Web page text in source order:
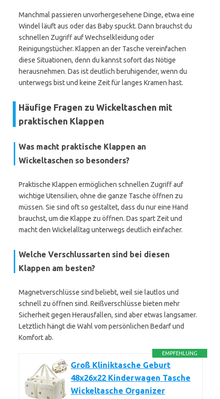
Manchmal passieren unvorhergesehene Dinge, etwa eine
Windel läuft aus oder das Baby spuckt. Dann brauchst du
schnellen Zugriff auf Wechselkleidung oder
Reinigungstücher. Klappen an der Tasche vereinfachen
diese Situationen, denn du kannst sofort das Nötige
herausnehmen. Das ist deutlich beruhigender, wenn du
unterwegs bist und keine Zeit für langes Kramen hast.
Häufige Fragen zu Wickeltaschen mit
praktischen Klappen
Was macht praktische Klappen an
Wickeltaschen so besonders?
Praktische Klappen ermöglichen schnellen Zugriff auf
wichtige Utensilien, ohne die ganze Tasche öffnen zu
müssen. Sie sind oft so gestaltet, dass du nur eine Hand
brauchst, um die Klappe zu öffnen. Das spart Zeit und
macht den Wickelalltag unterwegs deutlich einfacher.
Welche Verschlussarten sind bei diesen
Klappen am besten?
Magnetverschlüsse sind beliebt, weil sie lautlos und
schnell zu öffnen sind. Reißverschlüsse bieten mehr
Sicherheit gegen Herausfallen, sind aber etwas langsamer.
Letztlich hängt die Wahl vom persönlichen Bedarf und
Komfort ab.
EMPFEHLUNG
Groß Kliniktasche Geburt
48x26x22 Kinderwagen Tasche
Wickeltasche Organizer